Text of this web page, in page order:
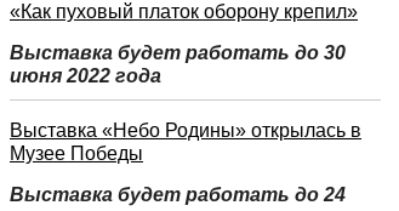
«Как пуховый платок оборону крепил»
Выставка будет работать до 30
июня 2022 года
Выставка «Небо Родины» открылась в
Музее Победы
Выставка будет работать до 24